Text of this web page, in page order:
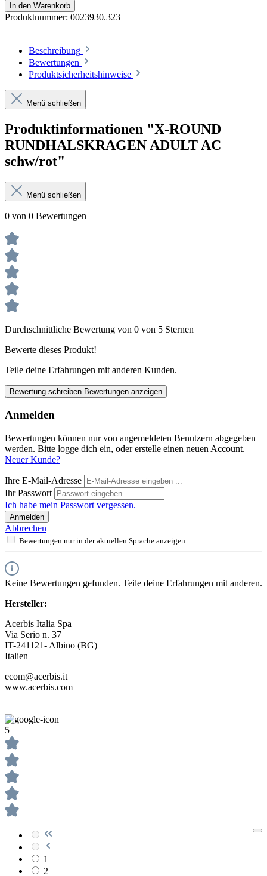
In den Warenkorb
Produktnummer: 0023930.323
Beschreibung
Bewertungen
Produktsicherheitshinweise
Menü schließen
Produktinformationen "X-ROUND
RUNDHALSKRAGEN ADULT AC
schw/rot"
Menü schließen
0 von 0 Bewertungen
Durchschnittliche Bewertung von 0 von 5 Sternen
Bewerte dieses Produkt!
Teile deine Erfahrungen mit anderen Kunden.
Bewertung schreiben Bewertungen anzeigen
Anmelden
Bewertungen können nur von angemeldeten Benutzern abgegeben
werden. Bitte logge dich ein, oder erstelle einen neuen Account.
Neuer Kunde?
Ihre E-Mail-Adresse
Ihr Passwort
Ich habe mein Passwort vergessen.
Anmelden
Abbrechen
Bewertungen nur in der aktuellen Sprache anzeigen.
Keine Bewertungen gefunden. Teile deine Erfahrungen mit anderen.
Hersteller:
Acerbis Italia Spa
Via Serio n. 37
IT-241121- Albino (BG)
Italien
ecom@acerbis.it
www.acerbis.com
5
1
2